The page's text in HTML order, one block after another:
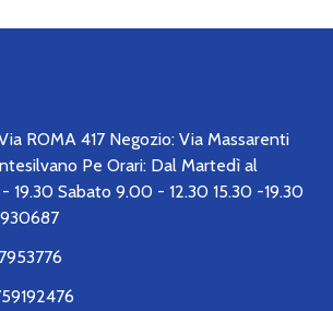
ROMA 417 Negozio: Via Massarenti
Sabato 9.00 - 12.30 15.30 -19.30